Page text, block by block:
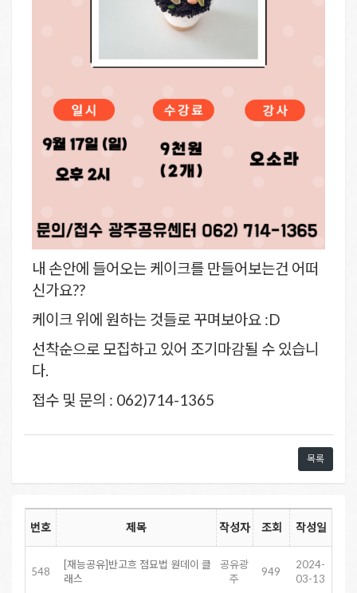
내 손안에 들어오는 케이크를 만들어보는건 어떠
신가요??
케이크 위에 원하는 것들로 꾸며보아요 :D
선착순으로 모집하고 있어 조기마감될 수 있습니
다.
접수 및 문의 : 062)714-1365
목록
번호 제목 작성자 조회 작성일
548
[재능공유]반고흐 점묘법 원데이 클
래스
공유광
주
949
2024-
03-13